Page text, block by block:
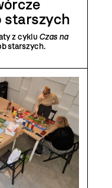
starszych
z cyklu Czas na
starszych.